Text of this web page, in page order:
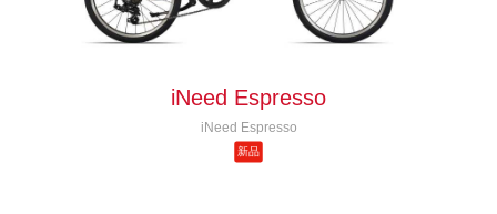
iNeed Espresso
iNeed Espresso
新品